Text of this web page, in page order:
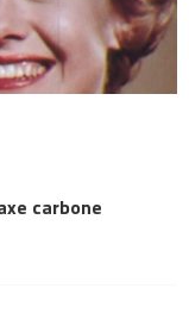
carbone